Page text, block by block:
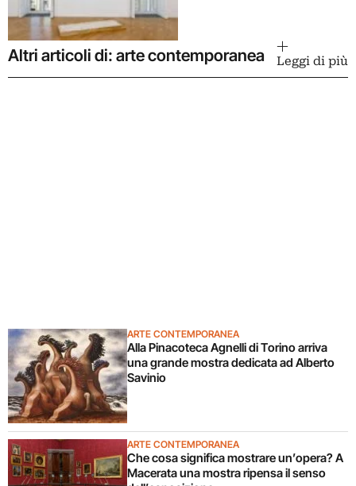
Altri articoli di: arte contemporanea Leggi di più
ARTE CONTEMPORANEA
Alla Pinacoteca Agnelli di Torino arriva
una grande mostra dedicata ad Alberto
Savinio
ARTE CONTEMPORANEA
Che cosa significa mostrare un’opera? A
Macerata una mostra ripensa il senso